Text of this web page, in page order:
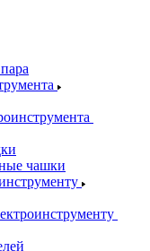
чашки